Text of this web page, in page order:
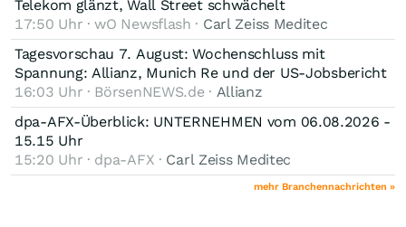
Telekom glänzt, Wall Street schwächelt
17:50 Uhr · wO Newsflash · Carl Zeiss Meditec
Tagesvorschau 7. August: Wochenschluss mit
Spannung: Allianz, Munich Re und der US-Jobsbericht
16:03 Uhr · BörsenNEWS.de · Allianz
dpa-AFX-Überblick: UNTERNEHMEN vom 06.08.2026 -
15.15 Uhr
15:20 Uhr · dpa-AFX · Carl Zeiss Meditec
mehr Branchennachrichten »